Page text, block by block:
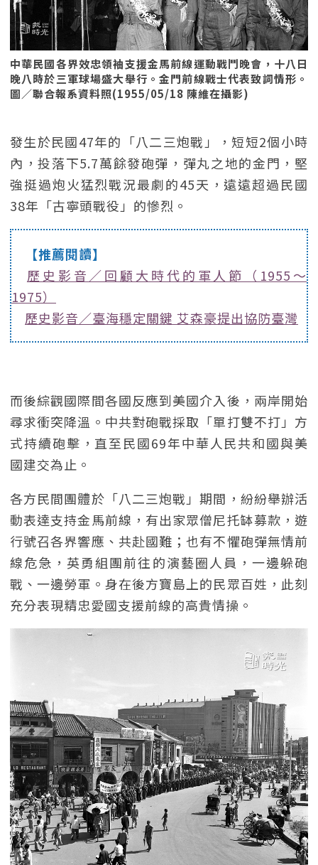
中華民國各界效忠領袖支援金馬前線運動戰鬥晚會，十八日
晚八時於三軍球場盛大舉行。金門前線戰士代表致詞情形。
圖／聯合報系資料照(1955/05/18 陳維在攝影)
發生於民國47年的「八二三炮戰」，短短2個小時
內，投落下5.7萬餘發砲彈，彈丸之地的金門，堅
強挺過炮火猛烈戰況最劇的45天，遠遠超過民國
38年「古寧頭戰役」的慘烈。
【推薦閱讀】
歷史影音／回顧大時代的軍人節（1955～
1975）
歷史影音／臺海穩定關鍵 艾森豪提出協防臺灣
而後綜觀國際間各國反應到美國介入後，兩岸開始
尋求衝突降溫。中共對砲戰採取「單打雙不打」方
式持續砲擊，直至民國69年中華人民共和國與美
國建交為止。
各方民間團體於「八二三炮戰」期間，紛紛舉辦活
動表達支持金馬前線，有出家眾僧尼托缽募款，遊
行號召各界響應、共赴國難；也有不懼砲彈無情前
線危急，英勇組團前往的演藝圈人員，一邊躲砲
戰、一邊勞軍。身在後方寶島上的民眾百姓，此刻
充分表現精忠愛國支援前線的高貴情操。